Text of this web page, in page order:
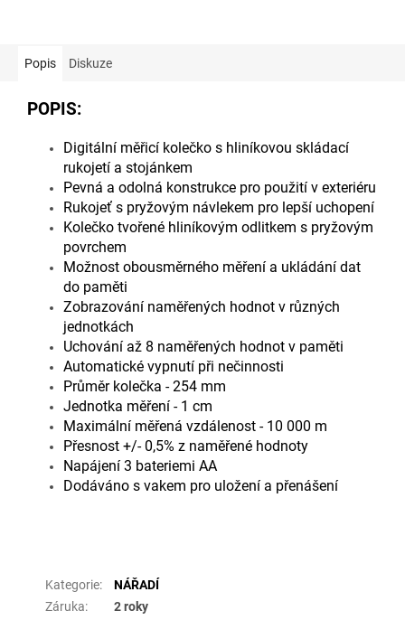
Popis Diskuze
POPIS:
Digitální měřicí kolečko s hliníkovou skládací
rukojetí a stojánkem
Pevná a odolná konstrukce pro použití v exteriéru
Rukojeť s pryžovým návlekem pro lepší uchopení
Kolečko tvořené hliníkovým odlitkem s pryžovým
povrchem
Možnost obousměrného měření a ukládání dat
do paměti
Zobrazování naměřených hodnot v různých
jednotkách
Uchování až 8 naměřených hodnot v paměti
Automatické vypnutí při nečinnosti
Průměr kolečka - 254 mm
Jednotka měření - 1 cm
Maximální měřená vzdálenost - 10 000 m
Přesnost +/- 0,5% z naměřené hodnoty
Napájení 3 bateriemi AA
Dodáváno s vakem pro uložení a přenášení
Kategorie:
NÁŘADÍ
Záruka:
2 roky